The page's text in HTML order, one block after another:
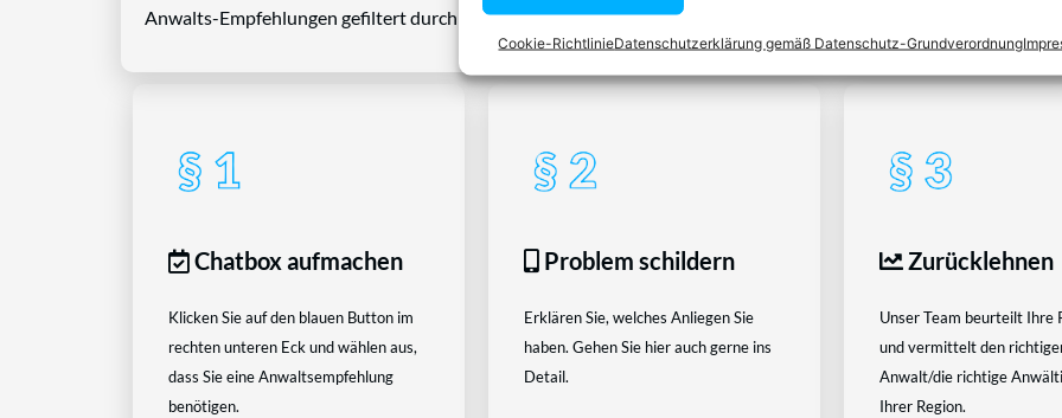
Cookie-RichtlinieDatenschutzerklärung gemäß Datenschutz-Grundverordnung
Anwalts-Empfehlungen gefiltert durch das RechtEasy-Team -Best Choice der Anwälte in Österreich
Chatbox aufmachen
Klicken Sie auf den blauen Button im
rechten unteren Eck und wählen aus,
dass Sie eine Anwaltsempfehlung
benötigen.
Problem schildern
Erklären Sie, welches Anliegen Sie
haben. Gehen Sie hier auch gerne ins
Detail.
Zurücklehnen
Unser Team beurteilt Ihre
und vermittelt den
Anwalt/die richtige
Ihrer Region.